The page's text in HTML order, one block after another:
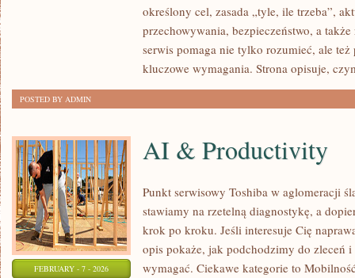
określony cel, zasada „tyle, ile trzeba”,
przechowywania, bezpieczeństwo, a
serwis pomaga nie tylko rozumieć, ale też
kluczowe wymagania. Strona opisuje,
POSTED BY ADMIN
FEBRUARY - 7 - 2026
AI & Productivity
Punkt serwisowy Toshiba w aglomeracji
stawiamy na rzetelną diagnostykę, a
krok po kroku. Jeśli interesuje Cię
opis pokaże, jak podchodzimy do zleceń i
wymagać. Ciekawe kategorie to